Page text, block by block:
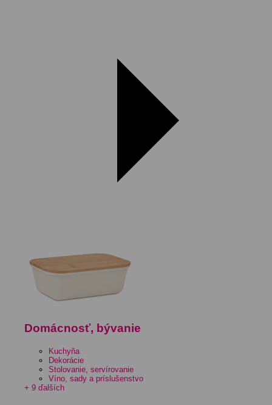
Domácnosť, bývanie
Kuchyňa
Dekorácie
Stolovanie, servírovanie
Víno, sady a príslušenstvo
+ 9 ďalších